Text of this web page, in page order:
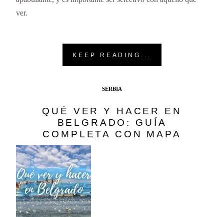
ver.
KEEP READING...
SERBIA
QUÉ VER Y HACER EN
BELGRADO: GUÍA
COMPLETA CON MAPA